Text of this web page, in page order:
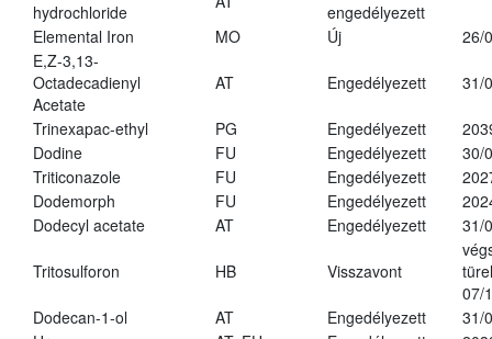
hydrochloride
engedélyezett
Elemental Iron
MO Új
26/
E,Z-3,13-
Octadecadienyl
Acetate
AT Engedélyezett 31/
Trinexapac-ethyl PG Engedélyezett
Dodine
FU Engedélyezett
30/
Triticonazole
FU Engedélyezett
Dodemorph
FU Engedélyezett
Dodecyl acetate
AT Engedélyezett 31/
Tritosulforon HB Visszavont
07/
Dodecan-1-ol
AT Engedélyezett
31/